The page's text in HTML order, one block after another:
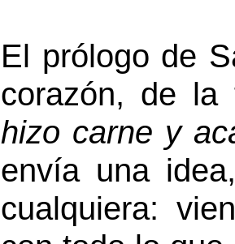
El prólogo de
corazón, de
hizo carne y
envía una
cualquiera: